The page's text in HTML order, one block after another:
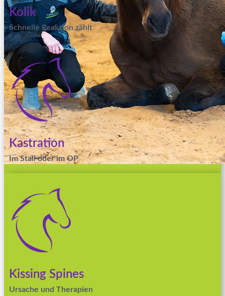
Entspannung
Kolik
Schnelle Reaktion zählt
Kastration
Im Stall oder im OP
Kissing Spines
Ursache und Therapien